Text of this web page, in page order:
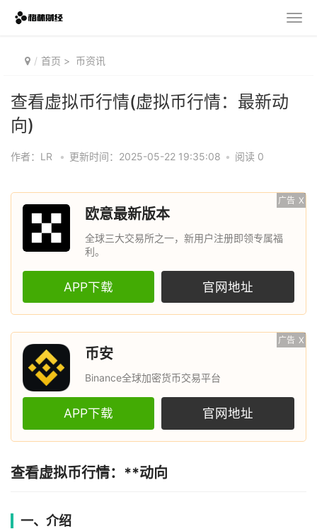
首页 > 币资讯
查看虚拟币行情(虚拟币行情：最新动
向)
作者：LR • 更新时间：2025-05-22 19:35:08 • 阅读 0
广告 X
欧意最新版本
全球三大交易所之一，新用户注册即领专属福
利。
APP下载 官网地址
广告 X
币安
Binance全球加密货币交易平台
APP下载 官网地址
查看虚拟币行情：**动向
一、介绍